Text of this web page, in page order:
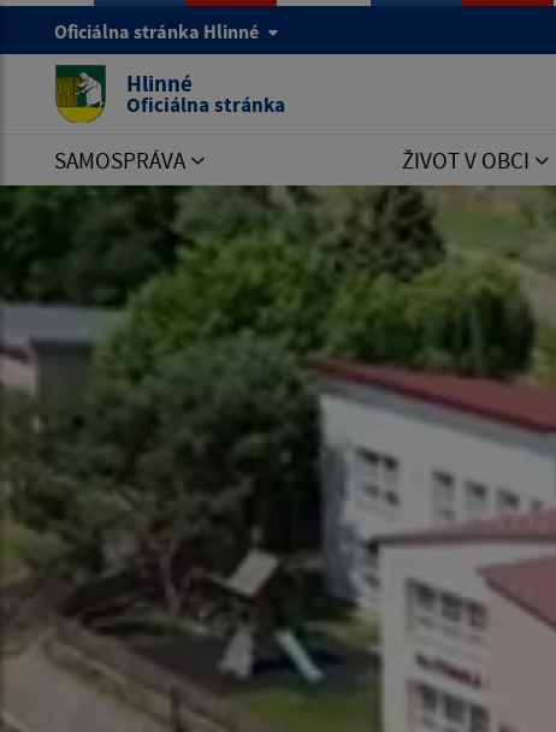
Oficiálna stránka Hlinné
Hlinné
Oficiálna stránka
SAMOSPRÁVA ŽIVOT V OBCI